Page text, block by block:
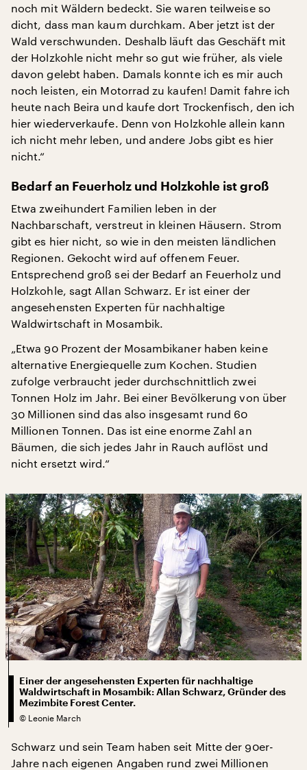
noch mit Wäldern bedeckt. Sie waren teilweise so
dicht, dass man kaum durchkam. Aber jetzt ist der
Wald verschwunden. Deshalb läuft das Geschäft mit
der Holzkohle nicht mehr so gut wie früher, als viele
davon gelebt haben. Damals konnte ich es mir auch
noch leisten, ein Motorrad zu kaufen! Damit fahre ich
heute nach Beira und kaufe dort Trockenfisch, den ich
hier wiederverkaufe. Denn von Holzkohle allein kann
ich nicht mehr leben, und andere Jobs gibt es hier
nicht.“
Bedarf an Feuerholz und Holzkohle ist groß
Etwa zweihundert Familien leben in der
Nachbarschaft, verstreut in kleinen Häusern. Strom
gibt es hier nicht, so wie in den meisten ländlichen
Regionen. Gekocht wird auf offenem Feuer.
Entsprechend groß sei der Bedarf an Feuerholz und
Holzkohle, sagt Allan Schwarz. Er ist einer der
angesehensten Experten für nachhaltige
Waldwirtschaft in Mosambik.
„Etwa 90 Prozent der Mosambikaner haben keine
alternative Energiequelle zum Kochen. Studien
zufolge verbraucht jeder durchschnittlich zwei
Tonnen Holz im Jahr. Bei einer Bevölkerung von über
30 Millionen sind das also insgesamt rund 60
Millionen Tonnen. Das ist eine enorme Zahl an
Bäumen, die sich jedes Jahr in Rauch auflöst und
nicht ersetzt wird.“
Einer der angesehensten Experten für nachhaltige
Waldwirtschaft in Mosambik: Allan Schwarz, Gründer des
Mezimbite Forest Center.
© Leonie March
Schwarz und sein Team haben seit Mitte der 90er-
Jahre nach eigenen Angaben rund zwei Millionen